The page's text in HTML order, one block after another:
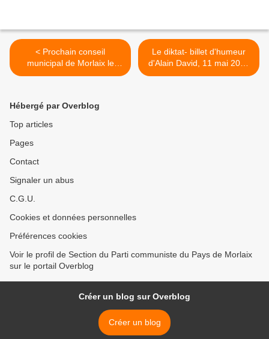
< Prochain conseil
municipal de Morlaix le
jeudi 11 mai à 18h -
Le diktat- billet d'humeur
d'Alain David, 11 mai 2017
>
Hébergé par Overblog
Top articles
Pages
Contact
Signaler un abus
C.G.U.
Cookies et données personnelles
Préférences cookies
Voir le profil de Section du Parti communiste du Pays de Morlaix
sur le portail Overblog
Créer un blog sur Overblog
Créer un blog